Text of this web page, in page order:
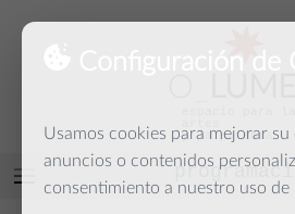
Configuración de
Usamos cookies para mejorar
anuncios o contenidos
consentimiento a nuestro uso
y la palabra